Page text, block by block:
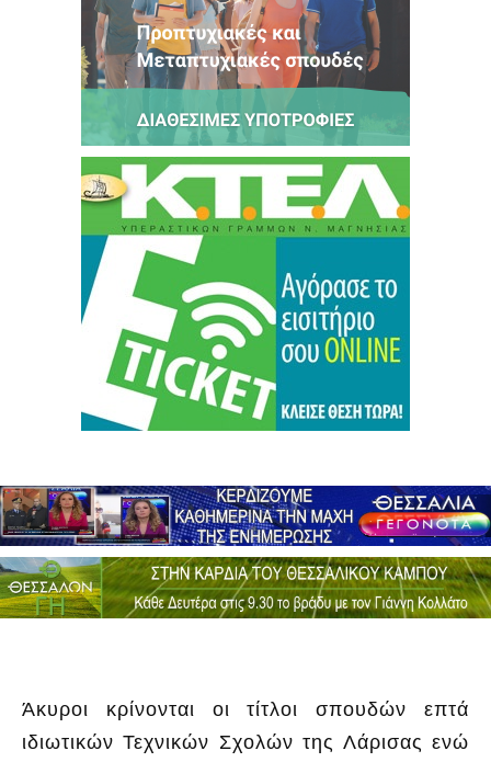
Άκυροι κρίνονται οι τίτλοι σπουδών επτά
ιδιωτικών Τεχνικών Σχολών της Λάρισας ενώ